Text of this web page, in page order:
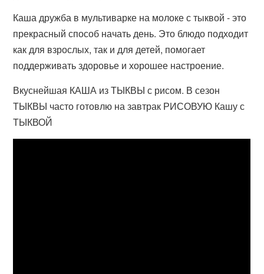
Каша дружба в мультиварке на молоке с тыквой - это
прекрасный способ начать день. Это блюдо подходит
как для взрослых, так и для детей, помогает
поддерживать здоровье и хорошее настроение.
Вкуснейшая КАША из ТЫКВЫ с рисом. В сезон
ТЫКВЫ часто готовлю на завтрак РИСОВУЮ Кашу с
ТЫКВОЙ